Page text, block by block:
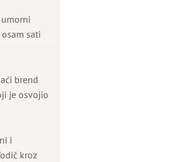
sati
brend
je osvojio
i
kroz